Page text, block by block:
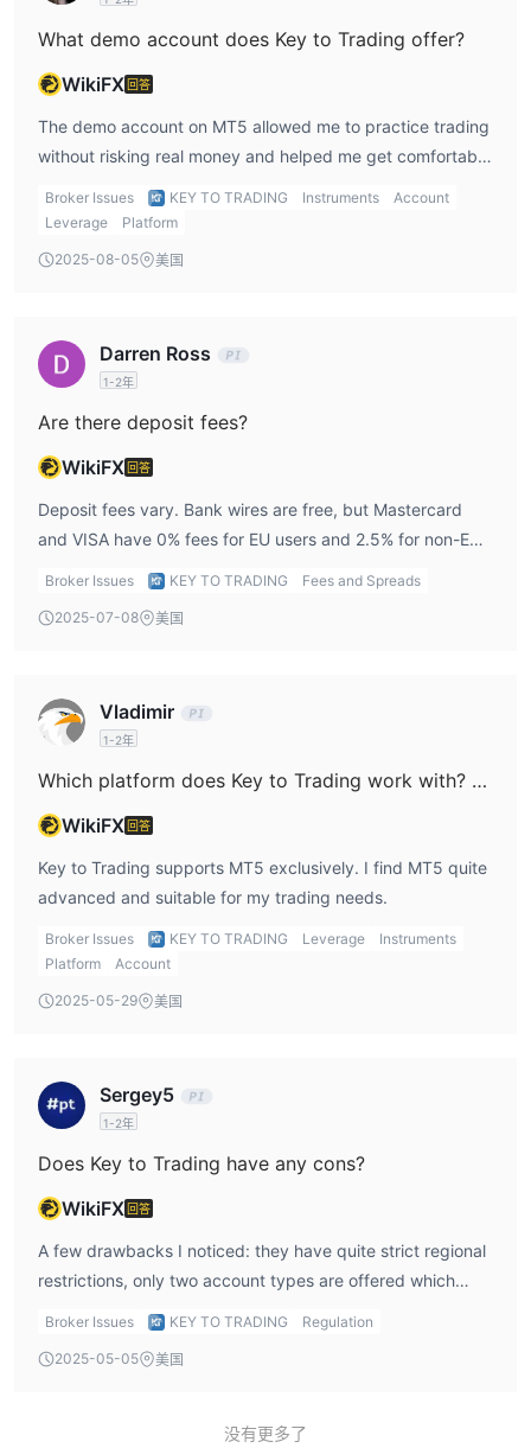
What demo account does Key to Trading offer?
WikiFX 回答
The demo account on MT5 allowed me to practice trading
without risking real money and helped me get comfortable
with their platform before going live.
Broker Issues KEY TO TRADING Instruments
Account
Leverage
Platform
2025-08-05 美国
Darren Ross
1-2年
Are there deposit fees?
WikiFX 回答
Deposit fees vary. Bank wires are free, but Mastercard
and VISA have 0% fees for EU users and 2.5% for non-EU.
Skrill charges 2.5%. I always check these before
Broker Issues KEY TO TRADING Fees and Spreads
2025-07-08 美国
Vladimir
1-2年
Which platform does Key to Trading work with? MT5 or MT4?
WikiFX 回答
Key to Trading supports MT5 exclusively. I find MT5 quite
advanced and suitable for my trading needs.
Broker Issues KEY TO TRADING Leverage
Instruments
Platform
Account
2025-05-29 美国
Sergey5
1-2年
Does Key to Trading have any cons?
WikiFX 回答
A few drawbacks I noticed: they have quite strict regional
restrictions, only two account types are offered which
limits choice, and there’s no clear info on leverage levels.
needed to factor into my trading costs.
Broker Issues KEY TO TRADING Regulation
2025-05-05 美国
没有更多了